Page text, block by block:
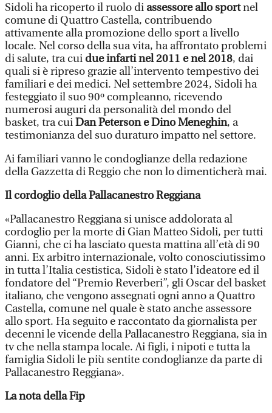
Sidoli ha ricoperto il ruolo di assessore allo sportnel
comune di Quattro Castella, contribuendo
attivamente alla promozione dello sport a livello
locale. Nel corso della sua vita, ha affrontato problemi
di salute, tra cui due infarti nel 2011 e nel 2018, dai
quali si è ripreso grazie all’intervento tempestivo dei
familiari e dei medici. Nel settembre 2024, Sidoli ha
festeggiato il suo 90º compleanno, ricevendo
numerosi auguri da personalità del mondo del
basket, tra cuiDan Peterson e Dino Meneghin, a
testimonianza del suo duraturo impatto nel settore.
Ai familiari vanno le condoglianze della redazione
della Gazzetta di Reggio che non lo dimenticherà mai.
Il cordoglio della Pallacanestro Reggiana
«Pallacanestro Reggiana si unisce addolorata al
cordoglio per la morte di Gian Matteo Sidoli, per tutti
Gianni, che ci ha lasciato questa mattina all’età di 90
anni. Ex arbitro internazionale, volto conosciutissimo
in tutta l’Italia cestistica, Sidoli è stato l’ideatore ed il
fondatore del “Premio Reverberi”, gli Oscar del basket
italiano, che vengono assegnati ogni anno a Quattro
Castella, comune nel quale è stato anche assessore
allo sport. Ha seguito e raccontato da giornalista per
decenni le vicende della Pallacanestro Reggiana, sia in
tv che nella stampa locale. Ai figli, i nipoti e tutta la
famiglia Sidoli le più sentite condoglianze da parte di
Pallacanestro Reggiana».
La nota della Fip